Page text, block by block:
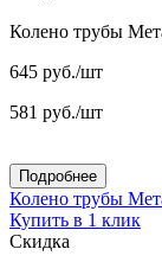
Колено трубы
645 руб./шт
581 руб./шт
Подробнее
Колено трубы
Купить в 1 клик
Скидка